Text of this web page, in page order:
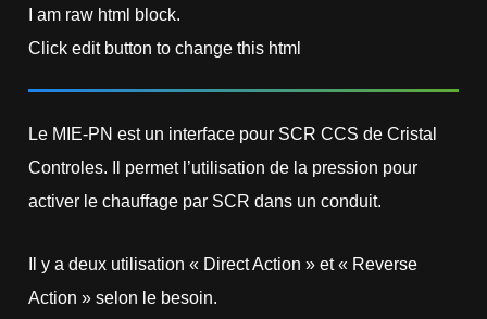
I am raw html block.
Click edit button to change this html
Le MIE-PN est un interface pour SCR CCS de Cristal
Controles. Il permet l’utilisation de la pression pour
activer le chauffage par SCR dans un conduit.
Il y a deux utilisation « Direct Action » et « Reverse
Action » selon le besoin.